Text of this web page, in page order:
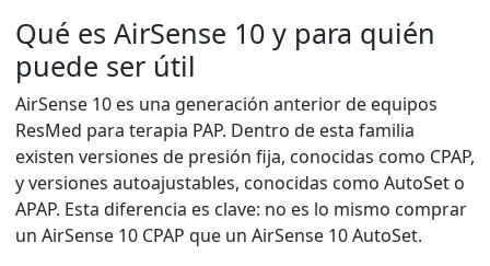
Qué es AirSense 10 y para quién
puede ser útil
AirSense 10 es una generación anterior de equipos
ResMed para terapia PAP. Dentro de esta familia
existen versiones de presión fija, conocidas como CPAP,
y versiones autoajustables, conocidas como AutoSet o
APAP. Esta diferencia es clave: no es lo mismo comprar
un AirSense 10 CPAP que un AirSense 10 AutoSet.